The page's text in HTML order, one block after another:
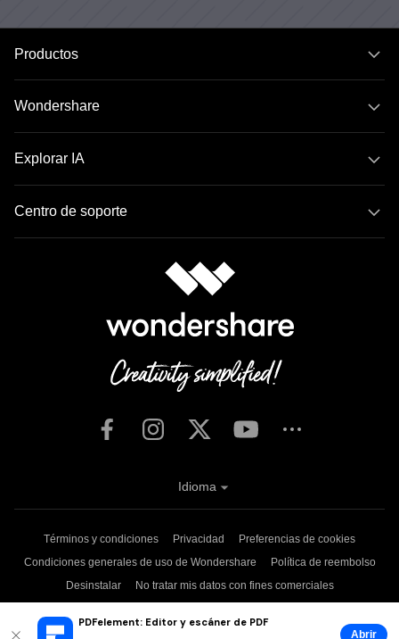
PDFelement: Editor y escáner de PDF
Abrir
Productos
Wondershare
Explorar IA
Centro de soporte
Términos y condiciones Privacidad
Preferencias de cookies
Condiciones generales de uso de Wondershare
Política de reembolso
Desinstalar
No tratar mis datos con fines comerciales
Idioma